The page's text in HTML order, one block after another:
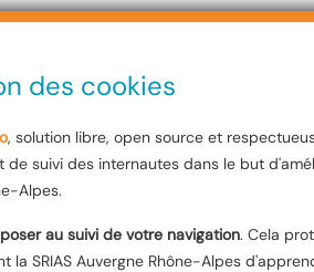
!!!!!
SRIAS va être amputé
impacter l'ensemble
. Les membres de
des cookies
, solution libre, open source et
de suivi des internautes dans le but
Alpes.
au suivi de votre navigation. Cela
la SRIAS Auvergne Rhône-Alpes